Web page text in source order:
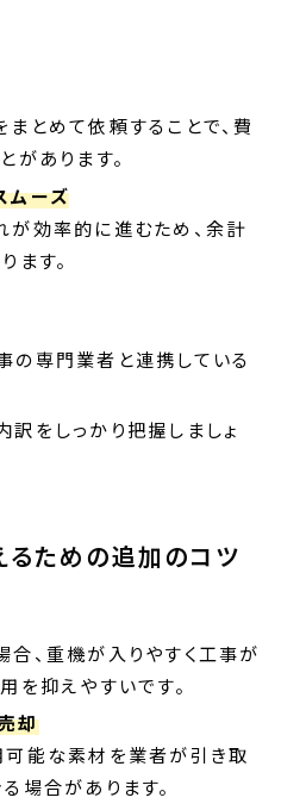
とめて依頼することで、費
があります。
ムーズ
効率的に進むため、余計
ます。
の専門業者と連携している
をしっかり把握しましょ
ための追加のコツ
、重機が入りやすく工事が
を抑えやすいです。
却
可能な素材を業者が引き取
場合があります。